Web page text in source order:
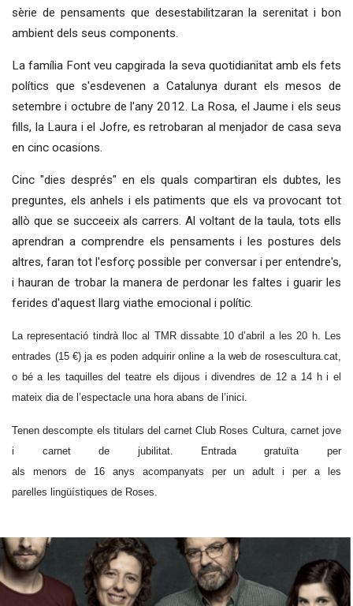
sèrie de pensaments que desestabilitzaran la serenitat i bon
ambient dels seus components.
La família Font veu capgirada la seva quotidianitat amb els fets
polítics que s'esdevenen a Catalunya durant els mesos de
setembre i octubre de l'any 2012. La Rosa, el Jaume i els seus
fills, la Laura i el Jofre, es retrobaran al menjador de casa seva
en cinc ocasions.
Cinc "dies després" en els quals compartiran els dubtes, les
preguntes, els anhels i els patiments que els va provocant tot
allò que se succeeix als carrers. Al voltant de la taula, tots ells
aprendran a comprendre els pensaments i les postures dels
altres, faran tot l'esforç possible per conversar i per entendre's,
i hauran de trobar la manera de perdonar les faltes i guarir les
ferides d'aquest llarg viathe emocional i polític.
La representació tindrà lloc al TMR dissabte 10 d’abril a les 20 h. Les
entrades (15 €) ja es poden adquirir online a la web de rosescultura.cat,
o bé a les taquilles del teatre els dijous i divendres de 12 a 14 h i el
mateix dia de l’espectacle una hora abans de l’inici.
Tenen descompte els titulars del carnetClub Roses Cultura, carnet jove
i carnet de jubilitat. Entrada gratuïta per
alsmenors de 16 anys acompanyats per un
adult i per a les
parelles lingüístiques de Roses.